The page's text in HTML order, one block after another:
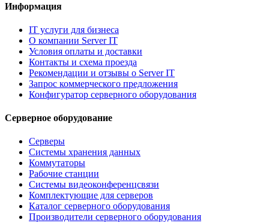
Информация
IT услуги для бизнеса
О компании Server IT
Условия оплаты и доставки
Контакты и схема проезда
Рекомендации и отзывы о Server IT
Запрос коммерческого предложения
Конфигуратор серверного оборудования
Серверное оборудование
Серверы
Системы хранения данных
Коммутаторы
Рабочие станции
Системы видеоконференцсвязи
Комплектующие для серверов
Каталог серверного оборудования
Производители серверного оборудования